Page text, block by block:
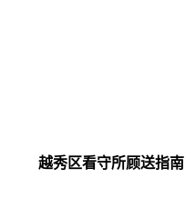
越秀区看守所顾送指南